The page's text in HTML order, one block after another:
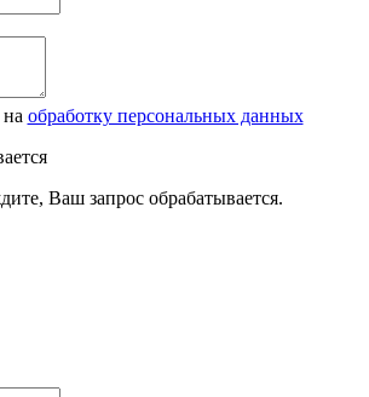
на обработку персональных данных
Ваш запрос обрабатывается.